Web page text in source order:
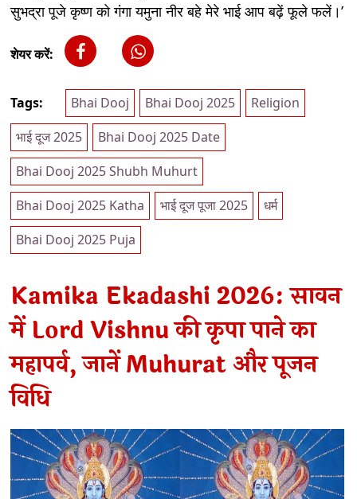
सुभद्रा पूजे कृष्ण को गंगा यमुना नीर बहे मेरे भाई आप बढ़ें फूले फलें।’
शेयर करें:
Tags: Bhai Dooj Bhai Dooj 2025
Religion
भाई दूज 2025
Bhai Dooj 2025 Date
Bhai Dooj 2025 Shubh Muhurt
Bhai Dooj 2025 Katha
भाई दूज पूजा 2025
धर्म
Bhai Dooj 2025 Puja
Kamika Ekadashi 2026: सावन
में Lord Vishnu की कृपा पाने का
महापर्व, जानें Muhurat और पूजन
विधि